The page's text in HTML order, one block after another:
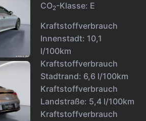
CO2-Klasse: E
Kraftstoffverbrauch
Innenstadt: 10,1
l/100km
Kraftstoffverbrauch
Stadtrand: 6,6 l/100km
Kraftstoffverbrauch
Landstraße: 5,4 l/100km
Kraftstoffverbrauch